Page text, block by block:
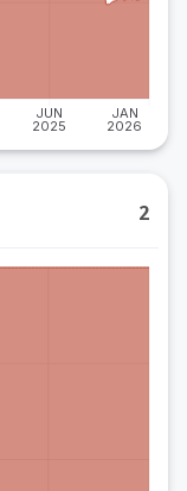
JUN
2025
JAN
2026
2